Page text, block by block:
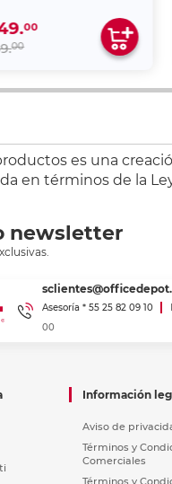
00
00
es una
en términos de la
newsletter
Asesoría * 55 25 82 09 10
00
Información
Aviso de
Términos y
Comerciales
Términos y